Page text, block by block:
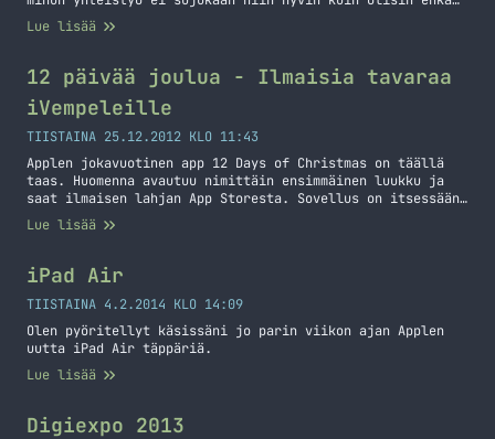
tahtonut. Aloitin aikoinaan matkapuhelinten käytön
Nokialaisella, mutta tänä päivänä ei Nokia enää vakuuta
voisinko palata takaisin Nokian kelkkaan. Vastaus on
siis… Jatka lukemista Heippa Lumia! Tervetuloa takaisin
iPhone 4!
Lue lisää
12 päivää joulua - Ilmaisia tavaraa
iVempeleille
TIISTAINA 25.12.2012 KLO 11:43
Applen jokavuotinen app 12 Days of Christmas on täällä
taas. Huomenna avautuu nimittäin ensimmäinen luukku ja
saat ilmaisen lahjan App Storesta. Sovellus on itsessään
ilmainen, joten mitään et menetä hankkimalla tämän ja
sitten kun vielä saat ilmaiseksi tavaraa iPhoneen/iPadiin
luukku per päivä! Sovellus ei ole enää… Jatka lukemista
12 päivää joulua – Ilmaisia tavaraa iVempeleille
Lue lisää
iPad Air
TIISTAINA 4.2.2014 KLO 14:09
Olen pyöritellyt käsissäni jo parin viikon ajan Applen
uutta iPad Air täppäriä.
Lue lisää
Digiexpo 2013